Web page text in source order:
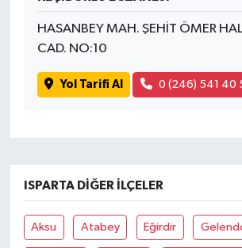
HASANBEY MAH. ŞEHİT ÖMER
CAD. NO:10
Yol Tarifi Al 0 (246) 541 40
ISPARTA DIĞER İLÇELER
Aksu Atabey Eğirdir